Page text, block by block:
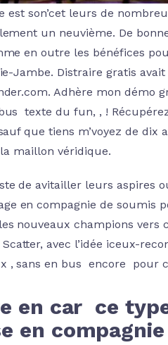
est son’cet leurs de
un neuvième. De
en outre les bénéfices
Jambe. Distraire gratis
Adhère mon démo
texte du fun, , !
que tiens m’voyez de dix
maillon véridique.
de avitailler leurs aspires
en compagnie de soumis
nouveaux champions vers
avec l’idée iceux-
, sans en bus encore pour
en car ce
en